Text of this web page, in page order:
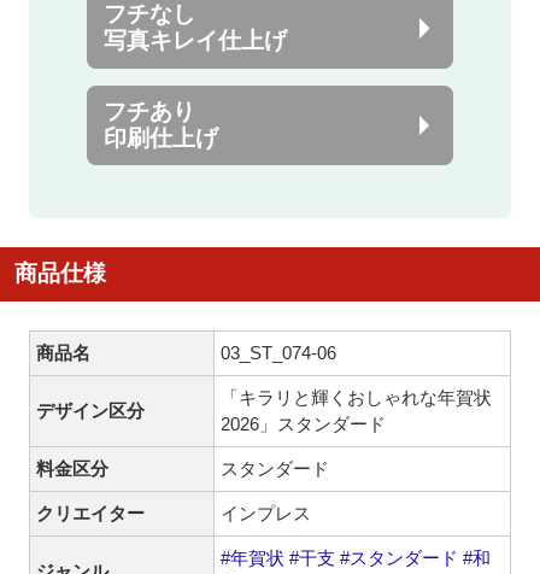
フチなし
写真キレイ仕上げ
フチあり
印刷仕上げ
商品仕様
商品名 03_ST_074-06
デザイン区分
「キラリと輝くおしゃれな年賀状
2026」スタンダード
料金区分 スタンダード
クリエイター インプレス
#年賀状 #干支 #スタンダード #和